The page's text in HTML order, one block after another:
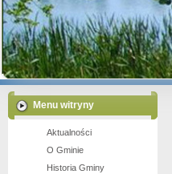
Jezioro Lubiszewo
Jezioro Piekiełko
Młyn wodny w Lipuszu
Stara Chata nad Jeziorem Wieckie
Menu witryny
Aktualności
O Gminie
Historia Gminy